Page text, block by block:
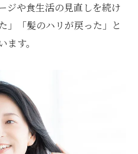
育毛マッサージのコツ
効果が高まる理由を解
乾燥ケアのポイント紹
の育毛頭皮ケア習慣
を整える方法解説
ス緩和の工夫を紹介
ジや食生活の見直しを続け
」「髪のハリが戻った」と
す。